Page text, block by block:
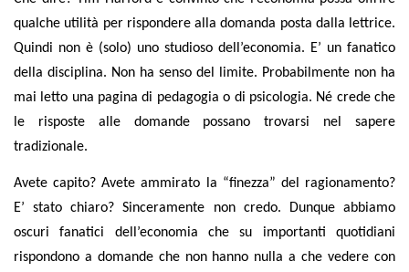
qualche utilità per rispondere alla domanda posta dalla lettrice.
Quindi non è (solo) uno studioso dell’economia. E’ un fanatico
della disciplina. Non ha senso del limite. Probabilmente non ha
mai letto una pagina di pedagogia o di psicologia. Né crede che
le risposte alle domande possano trovarsi nel sapere
tradizionale.
Avete capito? Avete ammirato la “finezza” del ragionamento?
E’ stato chiaro? Sinceramente non credo. Dunque abbiamo
oscuri fanatici dell’economia che su importanti quotidiani
rispondono a domande che non hanno nulla a che vedere con